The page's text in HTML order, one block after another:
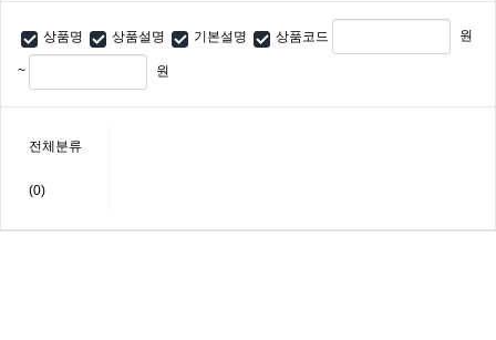
상품명 상품설명 기본설명 상품코드 원
~ 원
전체분류
(0)